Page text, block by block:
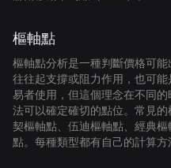
樞軸點
樞軸點分析是一種判斷價格可
往往起支撐或阻力作用，也可
易者使用，但這個理念在不同
法可以確定確切的點位。常見
契樞軸點、伍迪樞軸點、經典
點。每種類型都有自己的計算方